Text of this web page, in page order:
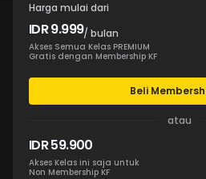
Harga mulai dari
IDR 9.999/ bulan
Akses Semua Kelas PREMIUM
Gratis dengan Membership KF
Beli
atau
IDR 59.900
Akses Kelas ini saja untuk
Non Membership KF